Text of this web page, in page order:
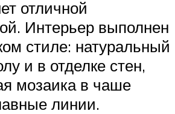
отличной
Интерьер выполнен
стиле: натуральный
и в отделке стен,
мозаика в чаше
линии.